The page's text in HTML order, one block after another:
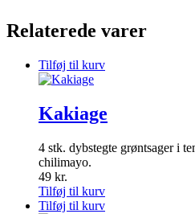
Relaterede varer
Tilføj til kurv
Kakiage
4 stk. dybstegte grøntsager i
chilimayo.
49 kr.
Tilføj til kurv
Tilføj til kurv